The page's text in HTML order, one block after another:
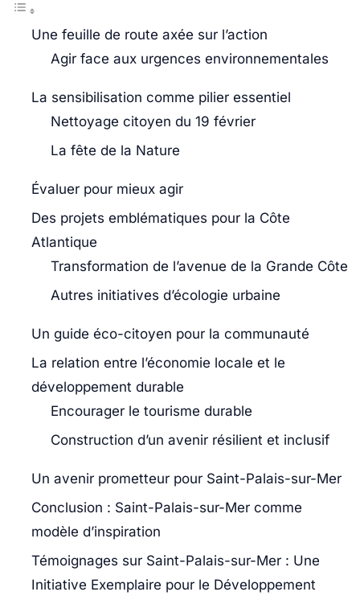
Une feuille de route axée sur l’action
Agir face aux urgences environnementales
La sensibilisation comme pilier essentiel
Nettoyage citoyen du 19 février
La fête de la Nature
Évaluer pour mieux agir
Des projets emblématiques pour la Côte
Atlantique
Transformation de l’avenue de la Grande Côte
Autres initiatives d’écologie urbaine
Un guide éco-citoyen pour la communauté
La relation entre l’économie locale et le
développement durable
Encourager le tourisme durable
Construction d’un avenir résilient et inclusif
Un avenir prometteur pour Saint-Palais-sur-Mer
Conclusion : Saint-Palais-sur-Mer comme
modèle d’inspiration
Témoignages sur Saint-Palais-sur-Mer : Une
Initiative Exemplaire pour le Développement